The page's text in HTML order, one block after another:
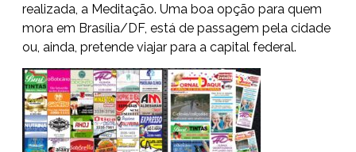
realizada, a Meditação. Uma boa opção para quem
mora em Brasília/DF, está de passagem pela cidade
ou, ainda, pretende viajar para a capital federal.